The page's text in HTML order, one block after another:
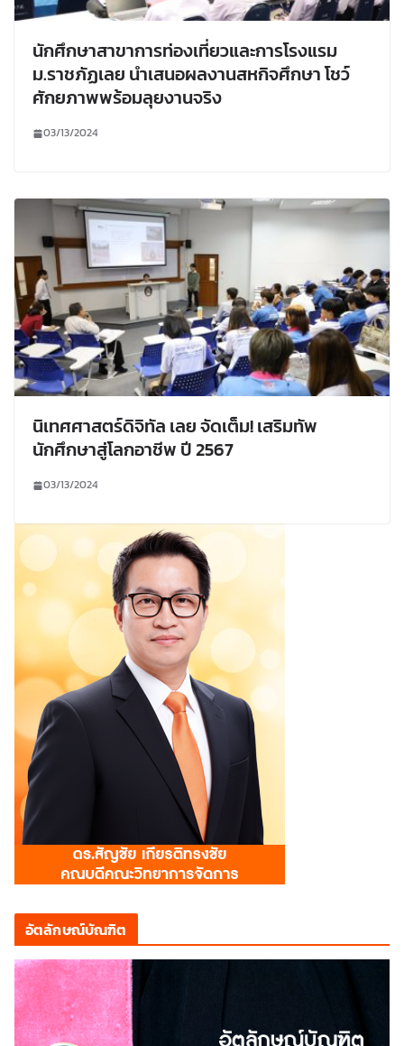
นักศึกษาสาขาการท่องเที่ยวและการโรงแรม
ม.ราชภัฏเลย นำเสนอผลงานสหกิจศึกษา โชว์
ศักยภาพพร้อมลุยงานจริง
03/13/2024
นิเทศศาสตร์ดิจิทัล เลย จัดเต็ม! เสริมทัพ
นักศึกษาสู่โลกอาชีพ ปี 2567
03/13/2024
อัตลักษณ์บัณฑิต